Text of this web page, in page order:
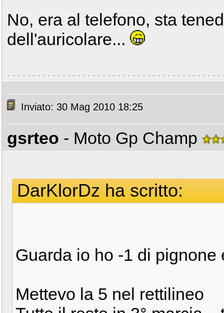
No, era al telefono, sta
dell'auricolare...
Inviato: 30 Mag 2010 18:25
gsrteo - Moto Gp Champ
DarKlorDz ha scritto:
Guarda io ho -1 di pignone
Mettevo la 5 nel rettilineo